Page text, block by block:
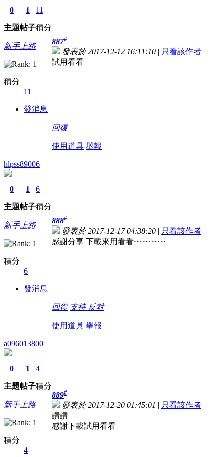
0
主題
1
帖子
11
積分
新手上路
積分
11
發消息
887#
發表於 2017-12-12 16:11:10 | 只看該作者
試用看看
回復
使用道具 舉報
hlpss89006
0
主題
1
帖子
6
積分
新手上路
積分
6
發消息
888#
發表於 2017-12-17 04:38:20 | 只看該作者
感謝分享 下載來用看看~~~~~~~
回復 支持 反對
使用道具 舉報
a096013800
0
主題
1
帖子
4
積分
新手上路
積分
4
889#
發表於 2017-12-20 01:45:01 | 只看該作者
讚讚
感謝下載試用看看